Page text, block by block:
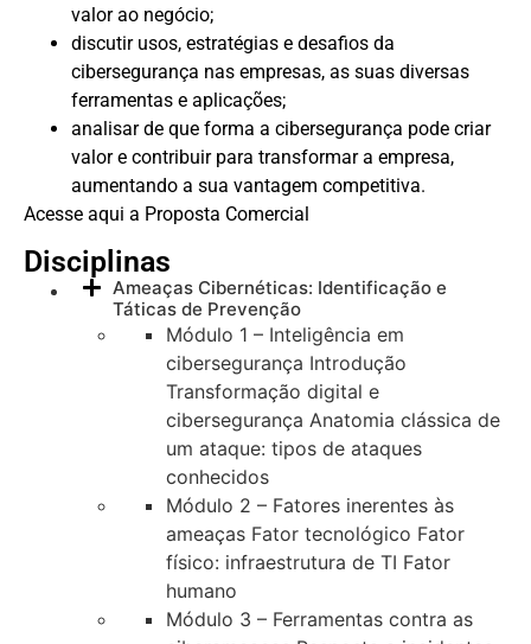
valor ao negócio;
discutir usos, estratégias e desafios da
cibersegurança nas empresas, as suas diversas
ferramentas e aplicações;
analisar de que forma a cibersegurança pode criar
valor e contribuir para transformar a empresa,
aumentando a sua vantagem competitiva.
Acesse aqui a Proposta Comercial
Disciplinas
Ameaças Cibernéticas: Identificação e
Táticas de Prevenção
Módulo 1 – Inteligência em
cibersegurança Introdução
Transformação digital e
cibersegurança Anatomia clássica de
um ataque: tipos de ataques
conhecidos
Módulo 2 – Fatores inerentes às
ameaças Fator tecnológico Fator
físico: infraestrutura de TI Fator
humano
Módulo 3 – Ferramentas contra as